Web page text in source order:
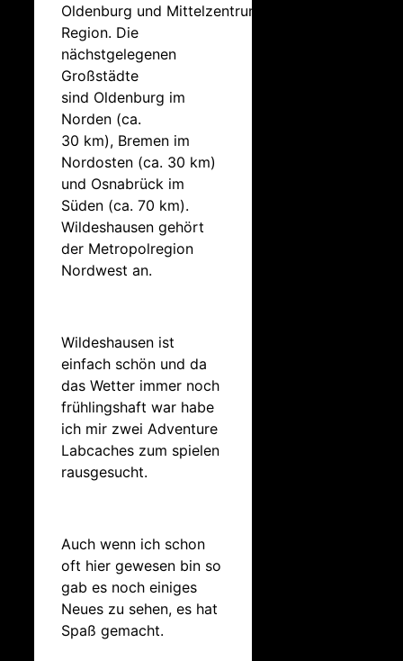
Oldenburg und Mittelzentrum der
Region. Die
nächstgelegenen
Großstädte
sind Oldenburg im
Norden (ca.
30 km), Bremen im
Nordosten (ca. 30 km)
und Osnabrück im
Süden (ca. 70 km).
Wildeshausen gehört
der Metropolregion
Nordwest an.
Wildeshausen ist
einfach schön und da
das Wetter immer noch
frühlingshaft war habe
ich mir zwei Adventure
Labcaches zum spielen
rausgesucht.
Auch wenn ich schon
oft hier gewesen bin so
gab es noch einiges
Neues zu sehen, es hat
Spaß gemacht.